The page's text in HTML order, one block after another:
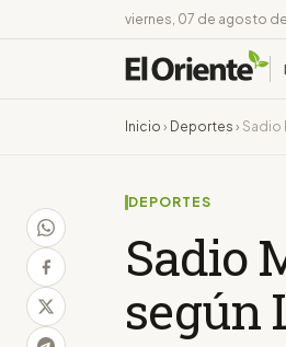
viernes, 07 de agosto
Inicio › Deportes › Sadio
DEPORTES
Sadio
según